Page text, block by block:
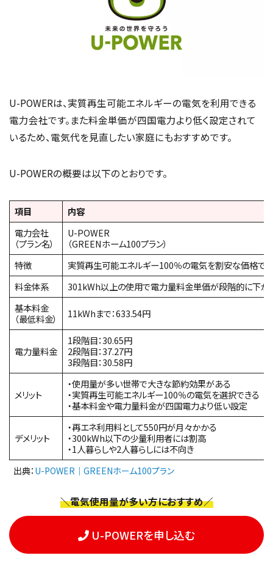
U-POWERは、実質再生可能エネルギーの電気を利用できる
電力会社です。また料金単価が四国電力より低く設定されて
いるため、電気代を見直したい家庭にもおすすめです。
U-POWERの概要は以下のとおりです。
項目
内容
電力会社
（プラン名）
U-POWER
（GREENホーム100プラン）
特徴
実質再生可能エネルギー100％の電気を割安な価格で
料金体系
301kWh以上の使用で電力量料金単価が段階的に下が
基本料金
（最低料金）
11kWhまで：633.54円
電力量料金
1段階目：30.65円
2段階目：37.27円
3段階目：30.58円
メリット
・使用量が多い世帯で大きな節約効果がある
・実質再生可能エネルギー100％の電気を選択できる
・基本料金や電力量料金が四国電力より低い設定
デメリット
・再エネ利用料として550円が月々かかる
・300kWh以下の少量利用者には割高
・1人暮らしや2人暮らしには不向き
出典： U-POWER｜GREENホーム100プラン
＼電気使用量が多い方におすすめ／
U-POWERを申し込む